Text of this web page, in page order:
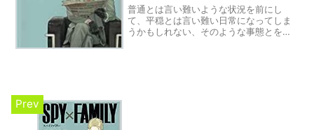
普通とは言い難いような状況を前にし
て、平穏とは言い難い日常になってしま
うかもしれない、そのような事態とを天